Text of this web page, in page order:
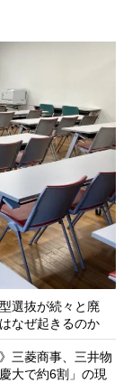
選抜が続々と廃
なぜ起きるのか
三菱商事、三井物
大で約6割」の現